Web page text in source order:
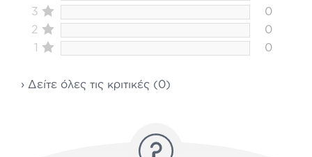
3
0
2
0
1
0
› Δείτε όλες τις κριτικές (0)